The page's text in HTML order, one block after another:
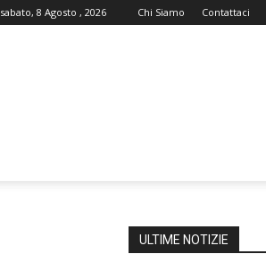
sabato, 8 Agosto , 2026 Chi Siamo Contattaci
ULTIME NOTIZIE